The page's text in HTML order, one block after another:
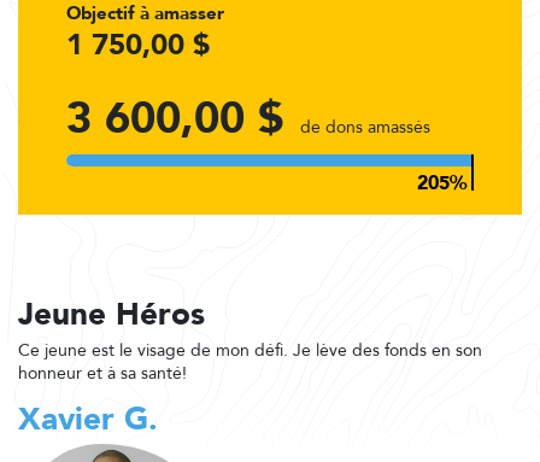
Objectif à amasser
1 750,00 $
3 600,00 $ de dons amassés
Jeune Héros
Ce jeune est le visage de mon défi. Je lève des fonds en son
honneur et à sa santé!
Xavier G.